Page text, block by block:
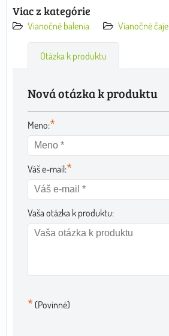
Viac z kategórie
Vianočné balenia Vianočné čaje
Otázka k produktu
Nová otázka k produktu
Meno:*
Váš e-mail:*
Vaša otázka k produktu:
* (Povinné)